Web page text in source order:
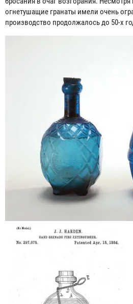
огнетушащие гранаты имели очень
производство продолжалось до 50-х